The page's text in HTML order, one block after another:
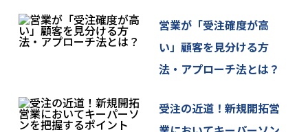
8. 当社Webサイトの運営について
当社サイトでは、ご本人が当社Webサイトを再度訪
問されたときなどに、より便利に閲覧して頂けるよ
うCookieという技術を使用することがあります。こ
のページに訪れたかを記録しますが、ご本人が当社
Webサイトにおいてご自身の個人情報を入力されな
営業が「受注確度が高
い」顧客を見分ける方
法・アプローチ法とは？
受注の近道！新規開拓営